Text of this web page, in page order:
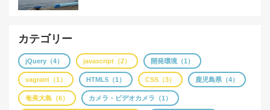
カテゴリー
jQuery（4） javascript（2） 開発環境（1）
vagrant（1） HTML5（1） CSS（3） 鹿児島県（4）
奄美大島（6） カメラ・ビデオカメラ（1）